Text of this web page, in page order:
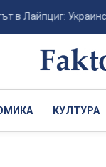
Украински
КУЛТУРА